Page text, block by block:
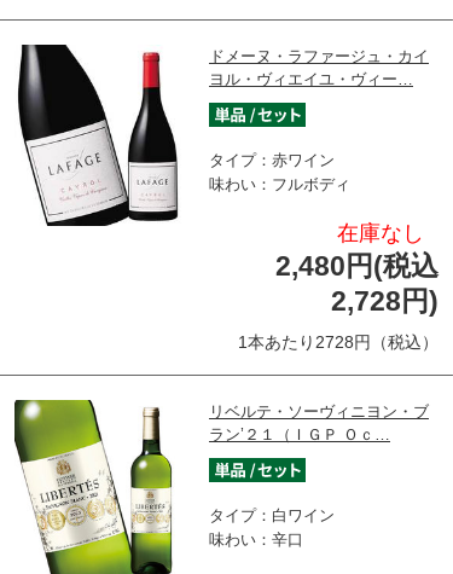
ドメーヌ・ラファージュ・カイ
ヨル・ヴィエイユ・ヴィー…
タイプ：赤ワイン
味わい：フルボディ
在庫なし
2,480円(税込
2,728円)
1本あたり2728円（税込）
リベルテ・ソーヴィニヨン・ブ
ラン’２１（ＩＧＰ Ｏｃ…
タイプ：白ワイン
味わい：辛口